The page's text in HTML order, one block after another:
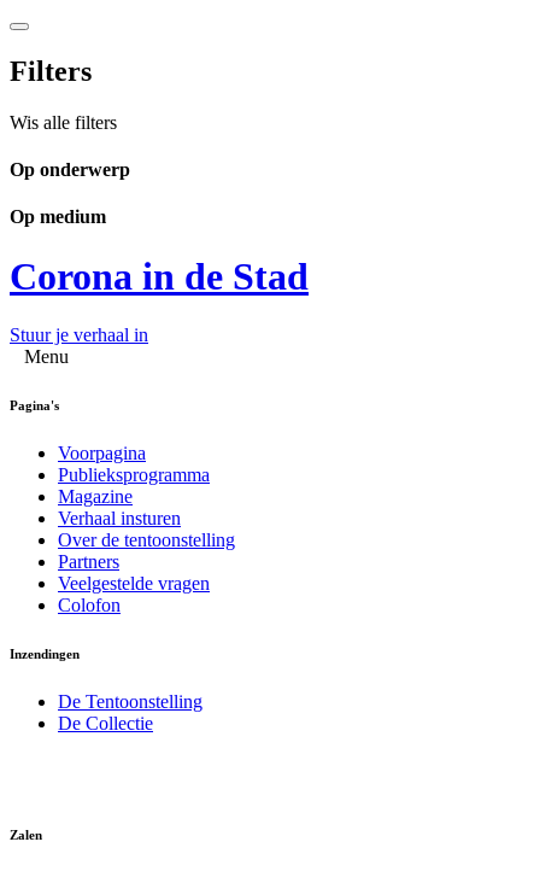
Filters
Wis alle filters
Op onderwerp
Op medium
Corona in de Stad
Stuur je verhaal in
Menu
Pagina's
Voorpagina
Publieksprogramma
Magazine
Verhaal insturen
Over de tentoonstelling
Partners
Veelgestelde vragen
Colofon
Inzendingen
De Tentoonstelling
De Collectie
Zalen